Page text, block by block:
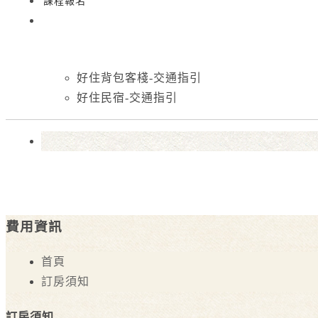
好住背包客棧-交通指引
好住民宿-交通指引
費用資訊
首頁
訂房須知